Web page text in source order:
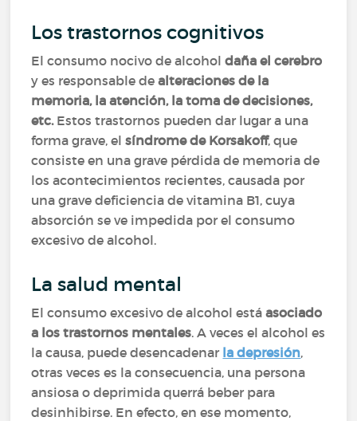
Los trastornos cognitivos
El consumo nocivo de alcoholdaña el cerebro
y es responsable dealteraciones de la
memoria, la atención, la toma de decisiones,
etc.Estos trastornos pueden dar lugar a una
forma grave, elsíndrome de Korsakoff, que
consiste en una grave pérdida de memoria de
los acontecimientos recientes, causada por
una grave deficiencia de vitamina B1, cuya
absorción se ve impedida por el consumo
excesivo de alcohol.
La salud mental
El consumo excesivo de alcohol estáasociado
a los trastornos mentales. A veces el alcohol es
la causa, puede desencadenar la depresión,
otras veces es la consecuencia, una persona
ansiosa o deprimida querrá beber para
desinhibirse. En efecto, en ese momento,